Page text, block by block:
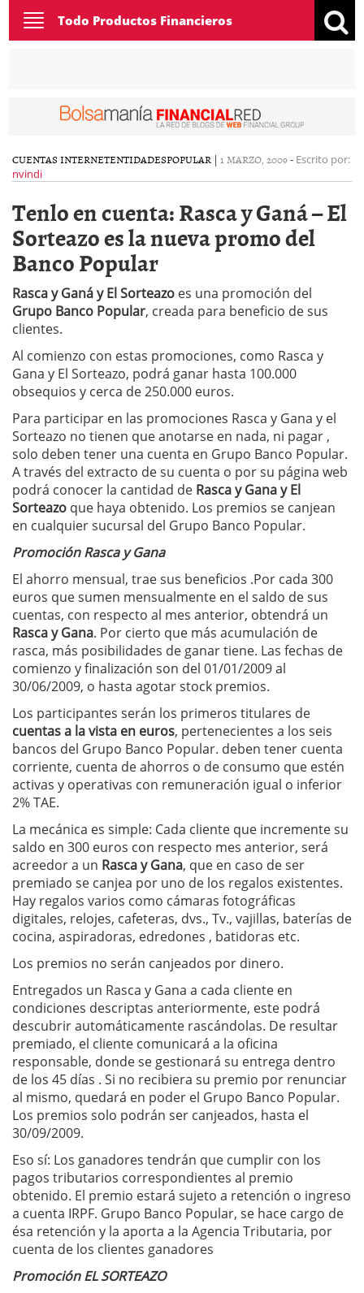
Toggle
navigation
Todo Productos Financieros
CUENTAS INTERNETENTIDADESPOPULAR | 1 MARZO, 2009- Escrito por:
nvindi
Tenlo en cuenta: Rasca y Ganá – El
Sorteazo es la nueva promo del
Banco Popular
Rasca y Ganá y El Sorteazo es una promoción del
Grupo Banco Popular, creada para beneficio de sus
clientes.
Al comienzo con estas promociones, como Rasca y
Gana y El Sorteazo, podrá ganar hasta 100.000
obsequios y cerca de 250.000 euros.
Para participar en las promociones Rasca y Gana y el
Sorteazo no tienen que anotarse en nada, ni pagar ,
solo deben tener una cuenta en Grupo Banco Popular.
A través del extracto de su cuenta o por su página web
podrá conocer la cantidad de Rasca y Gana y El
Sorteazo que haya obtenido. Los premios se canjean
en cualquier sucursal del Grupo Banco Popular.
Promoción Rasca y Gana
El ahorro mensual, trae sus beneficios .Por cada 300
euros que sumen mensualmente en el saldo de sus
cuentas, con respecto al mes anterior, obtendrá un
Rasca y Gana. Por cierto que más acumulación de
rasca, más posibilidades de ganar tiene. Las fechas de
comienzo y finalización son del 01/01/2009 al
30/06/2009, o hasta agotar stock premios.
Los participantes serán los primeros titulares de
cuentas a la vista en euros, pertenecientes a los seis
bancos del Grupo Banco Popular. deben tener cuenta
corriente, cuenta de ahorros o de consumo que estén
activas y operativas con remuneración igual o inferior
2% TAE.
La mecánica es simple: Cada cliente que incremente su
saldo en 300 euros con respecto mes anterior, será
acreedor a un Rasca y Gana, que en caso de ser
premiado se canjea por uno de los regalos existentes.
Hay regalos varios como cámaras fotográficas
digitales, relojes, cafeteras, dvs., Tv., vajillas, baterías de
cocina, aspiradoras, edredones , batidoras etc.
Los premios no serán canjeados por dinero.
Entregados un Rasca y Gana a cada cliente en
condiciones descriptas anteriormente, este podrá
descubrir automáticamente rascándolas. De resultar
premiado, el cliente comunicará a la oficina
responsable, donde se gestionará su entrega dentro
de los 45 días . Si no recibiera su premio por renunciar
al mismo, quedará en poder el Grupo Banco Popular.
Los premios solo podrán ser canjeados, hasta el
30/09/2009.
Eso sí: Los ganadores tendrán que cumplir con los
pagos tributarios correspondientes al premio
obtenido. El premio estará sujeto a retención o ingreso
a cuenta IRPF. Grupo Banco Popular, se hace cargo de
ésa retención y la aporta a la Agencia Tributaria, por
cuenta de los clientes ganadores
Promoción EL SORTEAZO